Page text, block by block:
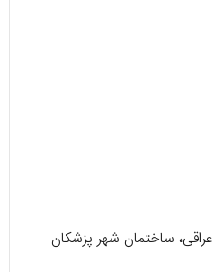
عراقی، ساختمان شهر پزشکان